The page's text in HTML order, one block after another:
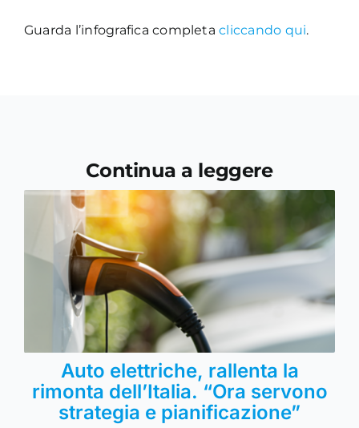
Guarda l’infografica completa cliccando qui.
Continua a leggere
Auto elettriche, rallenta la
rimonta dell’Italia. “Ora servono
strategia e pianificazione”